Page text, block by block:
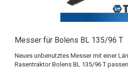
Messer für Bolens BL 135/96 T
Neues unbenutztes Messer mit einer
Rasentraktor Bolens BL 135/96 T